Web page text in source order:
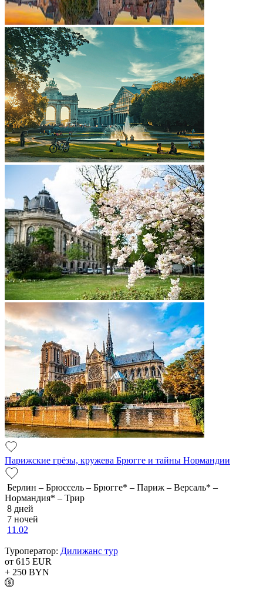
Парижские грёзы, кружева Брюгге и тайны Нормандии
Берлин – Брюссель – Брюгге* – Париж – Версаль* –
Нормандия* – Трир
8 дней
7 ночей
11.02
Туроператор: Дилижанс тур
от 615 EUR
+ 250 BYN